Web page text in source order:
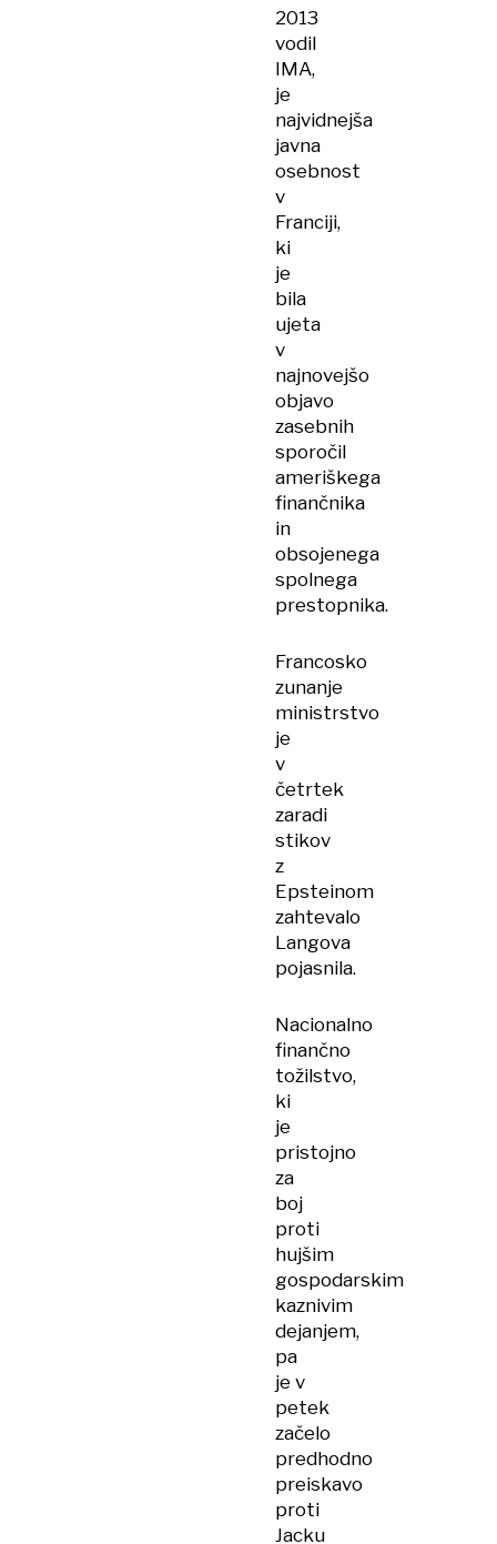
2013
vodil
IMA,
je
najvidnejša
javna
osebnost
v
Franciji,
ki
je
bila
ujeta
v
najnovejšo
objavo
zasebnih
sporočil
ameriškega
finančnika
in
obsojenega
spolnega
prestopnika.
Francosko
zunanje
ministrstvo
je
v
četrtek
zaradi
stikov
z
Epsteinom
zahtevalo
Langova
pojasnila.
Nacionalno
finančno
tožilstvo,
ki
je
pristojno
za
boj
proti
hujšim
gospodarskim
kaznivim
dejanjem,
pa
je v
petek
začelo
predhodno
preiskavo
proti
Jacku